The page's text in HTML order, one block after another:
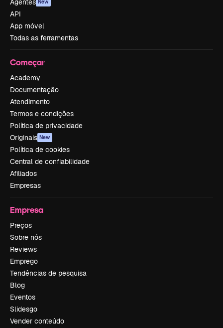
Agentes New
API
App móvel
Todas as ferramentas
Começar
Academy
Documentação
Atendimento
Termos e condições
Política de privacidade
Originais New
Política de cookies
Central de confiabilidade
Afiliados
Empresas
Empresa
Preços
Sobre nós
Reviews
Emprego
Tendências de pesquisa
Blog
Eventos
Slidesgo
Vender conteúdo